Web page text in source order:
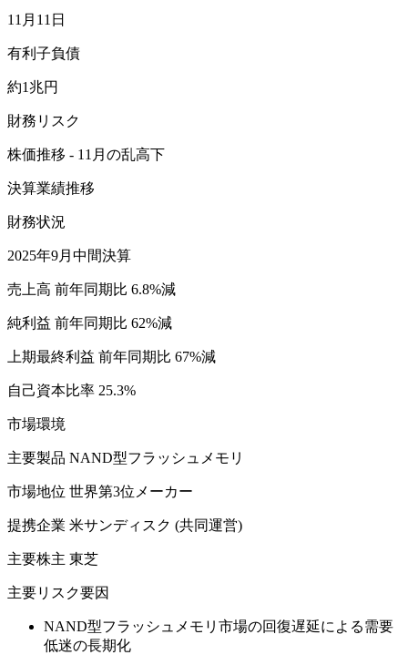
11月11日
有利子負債
約1兆円
財務リスク
株価推移 - 11月の乱高下
決算業績推移
財務状況
2025年9月中間決算
売上高 前年同期比 6.8%減
純利益 前年同期比 62%減
上期最終利益 前年同期比 67%減
自己資本比率 25.3%
市場環境
主要製品 NAND型フラッシュメモリ
市場地位 世界第3位メーカー
提携企業 米サンディスク (共同運営)
主要株主 東芝
主要リスク要因
NAND型フラッシュメモリ市場の回復遅延による需要
低迷の長期化